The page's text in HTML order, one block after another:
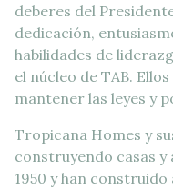
deberes del
dedicación,
habilidades de
el núcleo de TAB.
mantener las leyes y
Tropicana Homes y
construyendo casas y
1950 y han